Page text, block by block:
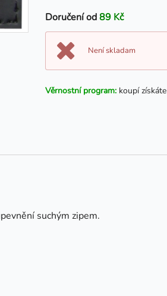
Doručení od89 Kč
Není skladam
Věrnostní program: koupí získáte
suchým zipem.